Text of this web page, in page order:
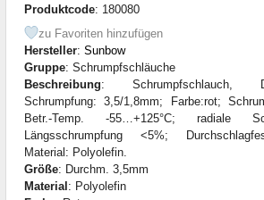
Produktcode: 180080
zu Favoriten hinzufügen
Hersteller: Sunbow
Gruppe: Schrumpfschläuche
Beschreibung: Schrumpfschlauch,
Schrumpfung: 3,5/1,8mm; Farbe:rot;
Betr.-Temp. -55…+125°C; radiale
Längsschrumpfung <5%;
Material: Polyolefin.
Größe: Durchm. 3,5mm
Material: Polyolefin